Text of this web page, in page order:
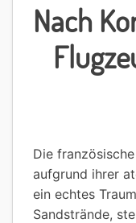
Nach
Die
aufgrund ihrer
ein echtes
Sandstrände,